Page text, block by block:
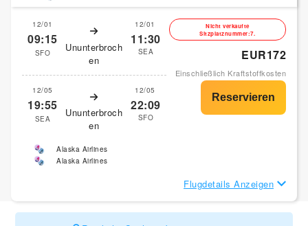
12/01
09:15
SFO
Ununterbroch
en
12/01
11:30
SEA
12/05
19:55
SEA
Ununterbroch
en
12/05
22:09
SFO
Nicht verkaufte
Sitzplatznummer:7.
EUR172
Einschließlich Kraftstoffkosten
Alaska Airlines
Alaska Airlines
Flugdetails Anzeigen